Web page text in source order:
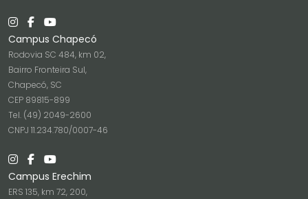
Campus Chapecó
Rodovia SC 484, km 02,
Bairro Fronteira Sul,
Chapecó, SC
CEP 89815-899
Tel. (49) 2049-2600
CNPJ 11.234.780/0007-46
Campus Erechim
ERS 135, km 72, 200,